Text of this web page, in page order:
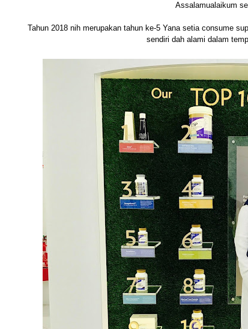
Assalamualaikum
Tahun 2018 nih merupakan tahun ke-5 Yana setia consume
sendiri dah alami dalam